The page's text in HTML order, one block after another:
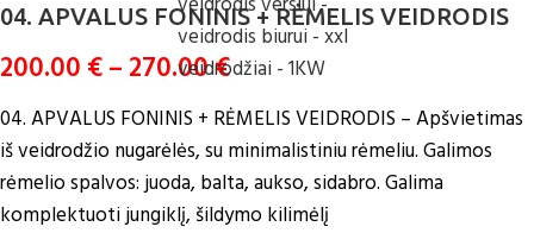
04. APVALUS FONINIS + RĖMELIS VEIDRODIS
200.00 €– 270.00€
04. APVALUS FONINIS + RĖMELIS VEIDRODIS –Apšvietimas
iš veidrodžio nugarėlės, su minimalistiniu rėmeliu. Galimos
rėmelio spalvos: juoda, balta, aukso, sidabro. Galima
komplektuoti jungiklį, šildymo kilimėlį